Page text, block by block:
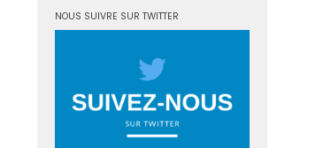
NOUS SUIVRE SUR TWITTER